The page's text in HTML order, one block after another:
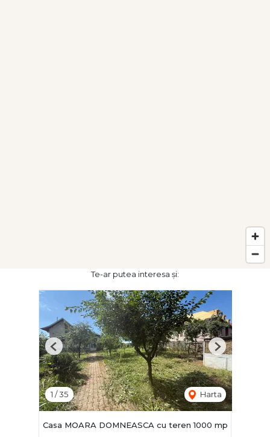
Te-ar putea interesa și:
1 /35 Harta
Previous Next
Casa MOARA DOMNEASCA cu teren 1000 mp